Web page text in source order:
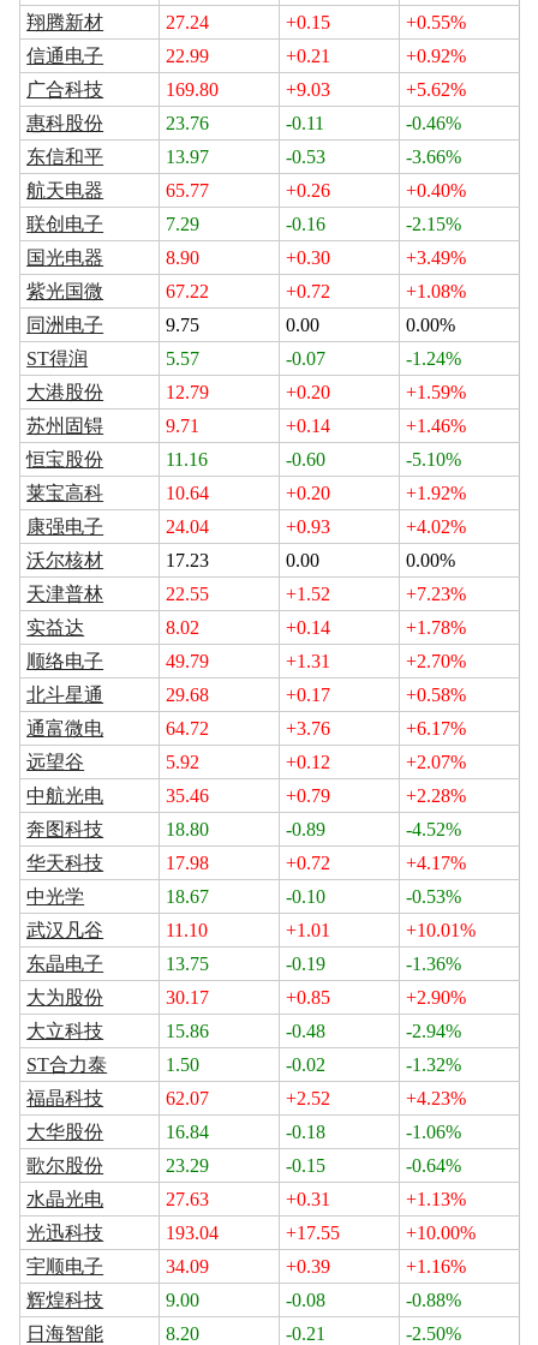
翔腾新材
27.24 +0.15
+0.55%
信通电子
22.99 +0.21
+0.92%
广合科技
169.80 +9.03
+5.62%
惠科股份
23.76 -0.11
-0.46%
东信和平
13.97 -0.53
-3.66%
航天电器
65.77 +0.26
+0.40%
联创电子
7.29 -0.16
-2.15%
国光电器
8.90 +0.30
+3.49%
紫光国微
67.22 +0.72
+1.08%
同洲电子
9.75 0.00
0.00%
ST得润
5.57 -0.07
-1.24%
大港股份
12.79 +0.20
+1.59%
苏州固锝
9.71 +0.14
+1.46%
恒宝股份
11.16 -0.60
-5.10%
莱宝高科
10.64 +0.20
+1.92%
康强电子
24.04 +0.93
+4.02%
沃尔核材
17.23 0.00
0.00%
天津普林
22.55 +1.52
+7.23%
实益达
8.02 +0.14
+1.78%
顺络电子
49.79 +1.31
+2.70%
北斗星通
29.68 +0.17
+0.58%
通富微电
64.72 +3.76
+6.17%
远望谷
5.92 +0.12
+2.07%
中航光电
35.46 +0.79
+2.28%
奔图科技
18.80 -0.89
-4.52%
华天科技
17.98 +0.72
+4.17%
中光学
18.67 -0.10
-0.53%
武汉凡谷
11.10 +1.01
+10.01%
东晶电子
13.75 -0.19
-1.36%
大为股份
30.17 +0.85
+2.90%
大立科技
15.86 -0.48
-2.94%
ST合力泰
1.50 -0.02
-1.32%
福晶科技
62.07 +2.52
+4.23%
大华股份
16.84 -0.18
-1.06%
歌尔股份
23.29 -0.15
-0.64%
水晶光电
27.63 +0.31
+1.13%
光迅科技
193.04 +17.55
+10.00%
宇顺电子
34.09 +0.39
+1.16%
辉煌科技
9.00 -0.08
-0.88%
日海智能
8.20 -0.21
-2.50%